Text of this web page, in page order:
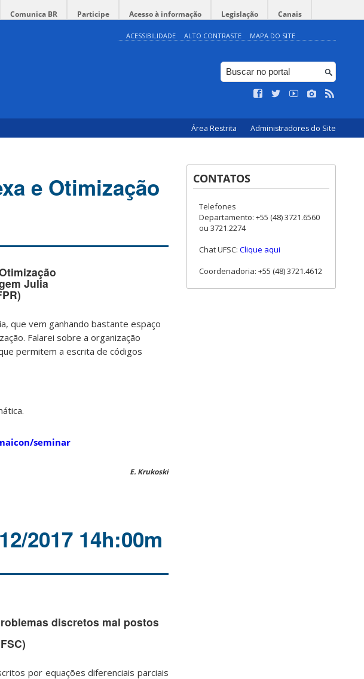
Comunica BR Participe Acesso à informação Legislação Canais
ACESSIBILIDADE ALTO CONTRASTE MAPA DO SITE
Área Restrita Administradores do Site
e Otimização
Julia
que vem ganhando bastante espaço
Falarei sobre a organização
permitem a escrita de códigos
seminar
E. Krukoski
2017 14h:00m
discretos mal postos
por equações diferenciais parciais
CONTATOS
Telefones
Departamento: +55 (48) 3721.6560
ou 3721.2274
Chat UFSC: Clique aqui
Coordenadoria: +55 (48) 3721.4612